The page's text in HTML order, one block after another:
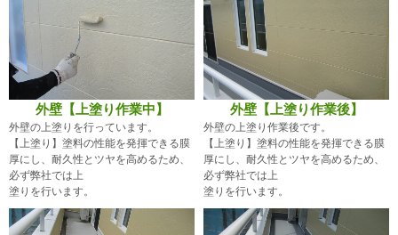
外壁【上塗り作業中】
外壁の上塗りを行っています。
【上塗り】塗料の性能を発揮できる膜
厚にし、耐久性とツヤを高めるため、
必ず弊社では上
塗りを行います。
外壁【上塗り作業後】
外壁の上塗り作業後です。
【上塗り】塗料の性能を発揮できる膜
厚にし、耐久性とツヤを高めるため、
必ず弊社では上
塗りを行います。